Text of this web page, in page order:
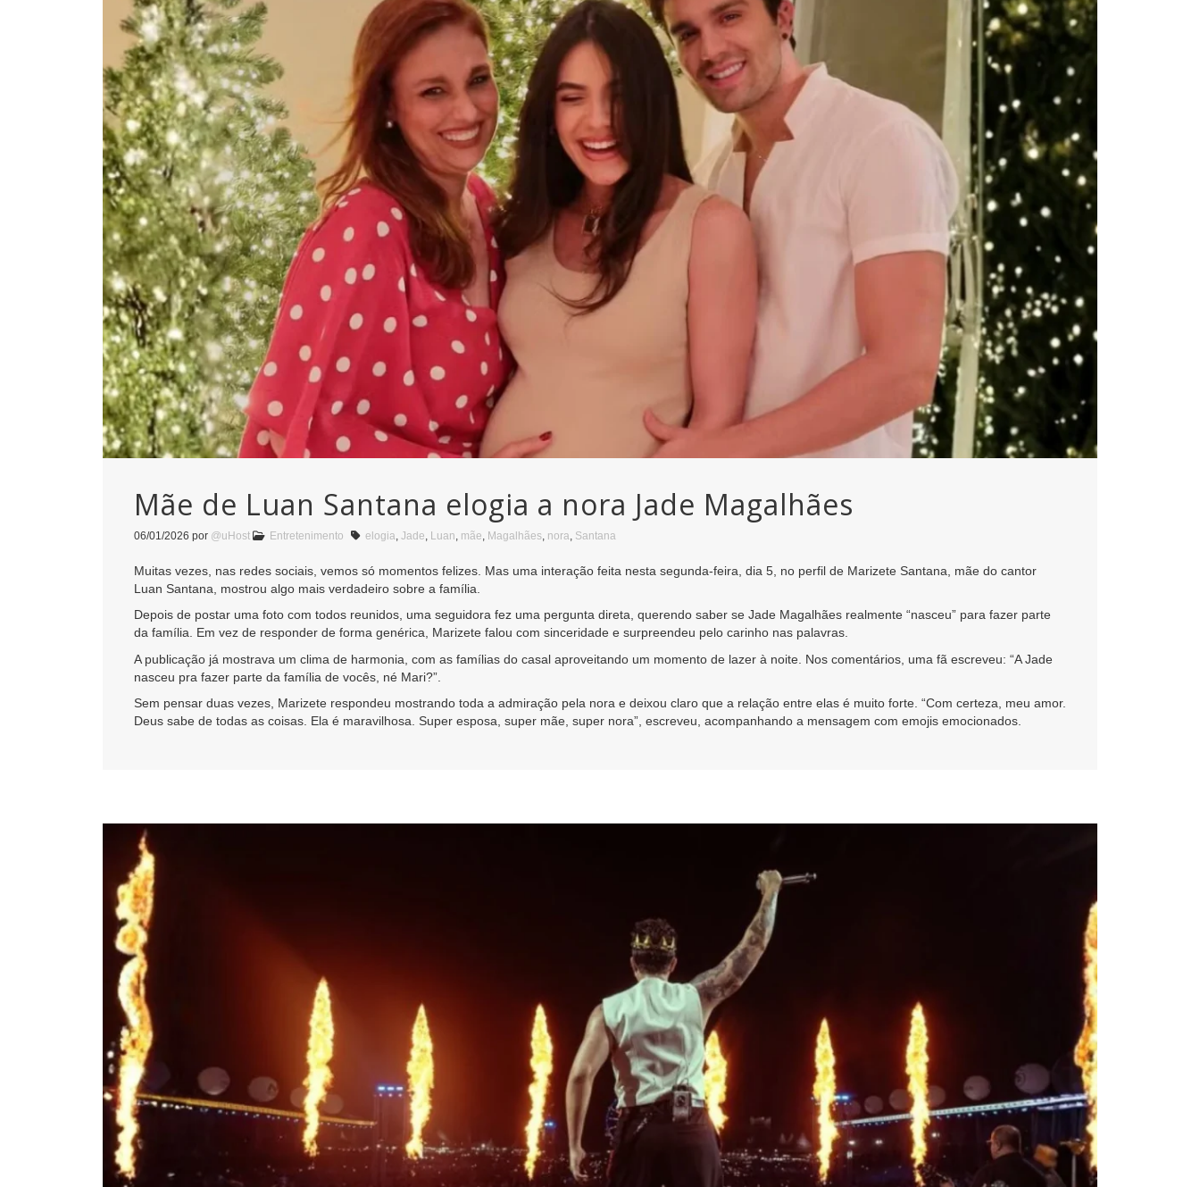
Mãe de Luan Santana elogia a nora Jade Magalhães
06/01/2026 por @uHost Entretenimento elogia, Jade, Luan, mãe, Magalhães, nora, Santana
Muitas vezes, nas redes sociais, vemos só momentos felizes. Mas uma interação feita nesta segunda-feira, dia 5, no perfil de Marizete Santana, mãe do cantor
Luan Santana, mostrou algo mais verdadeiro sobre a família.
Depois de postar uma foto com todos reunidos, uma seguidora fez uma pergunta direta, querendo saber se Jade Magalhães realmente “nasceu” para fazer parte
da família. Em vez de responder de forma genérica, Marizete falou com sinceridade e surpreendeu pelo carinho nas palavras.
A publicação já mostrava um clima de harmonia, com as famílias do casal aproveitando um momento de lazer à noite. Nos comentários, uma fã escreveu: “A Jade
nasceu pra fazer parte da família de vocês, né Mari?”.
Sem pensar duas vezes, Marizete respondeu mostrando toda a admiração pela nora e deixou claro que a relação entre elas é muito forte. “Com certeza, meu amor.
Deus sabe de todas as coisas. Ela é maravilhosa. Super esposa, super mãe, super nora”, escreveu, acompanhando a mensagem com emojis emocionados.